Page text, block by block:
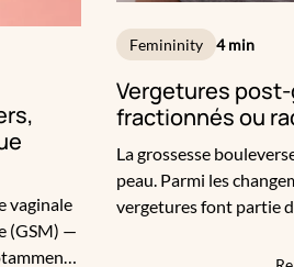
vaginale
(GSM) —
Femininity 4 min
Vergetures
fractionnés ou
La grossesse
peau. Parmi les
vergetures font partie
sont pas dangereuses.